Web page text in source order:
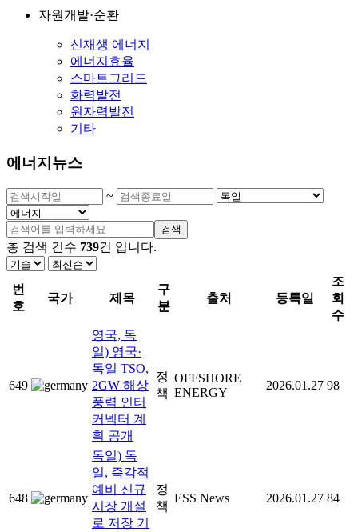
자원개발·순환
신재생 에너지
에너지효율
스마트그리드
화력발전
원자력발전
기타
에너지뉴스
~
검색
총 검색 건수 739건 입니다.
번
호
국가 제목
구
분
출처 등록일
조
회
수
649
영국, 독
일) 영국·
독일 TSO,
2GW 해상
풍력 인터
커넥터 계
획 공개
정
책
OFFSHORE
ENERGY
2026.01.27 98
648
독일) 독
일, 즉각적
예비 신규
시장 개설
로 저장 기
정
책
ESS News 2026.01.27 84